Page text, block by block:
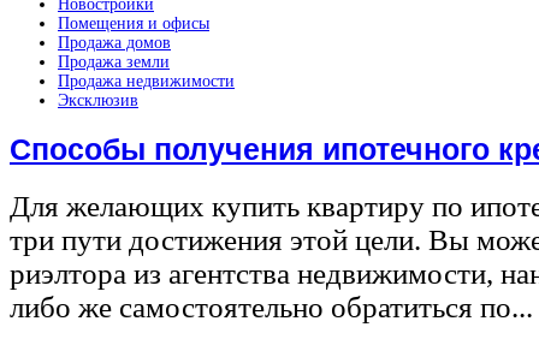
Новостройки
Помещения и офисы
Продажа домов
Продажа земли
Продажа недвижимости
Эксклюзив
Способы получения ипотечного
Для желающих купить квартиру по
три пути достижения этой цели. Вы
риэлтора из агентства недвижимости,
либо же самостоятельно обратиться по...